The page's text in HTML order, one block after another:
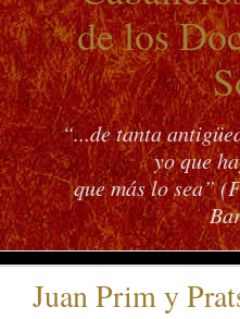
de los
“...de tanta
yo que
que más lo sea”
Juan Prim y